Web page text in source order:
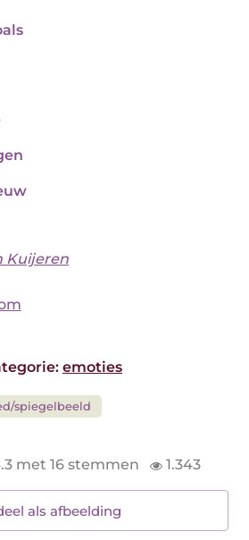
Kuijeren
emoties
spiegelbeeld
met 16 stemmen 1.343
als afbeelding